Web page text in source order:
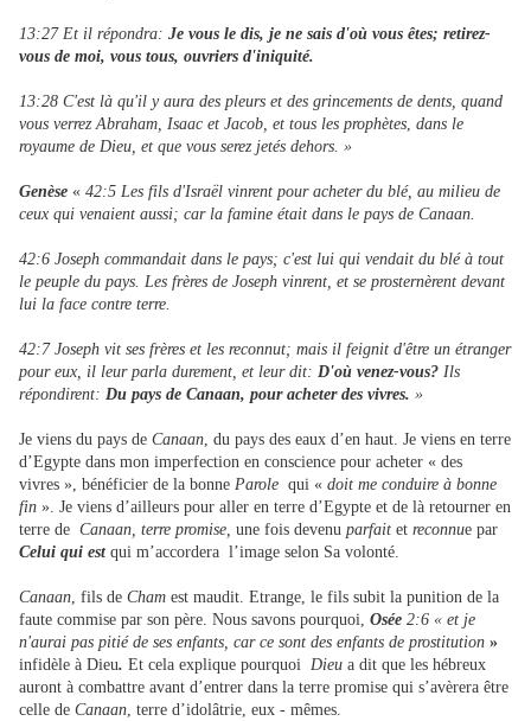
13:27 Et il répondra: Je vous le dis, je ne sais d'où vous êtes; retirez-
vous de moi, vous tous, ouvriers d'iniquité.
13:28 C'est là qu'il y aura des pleurs et des grincements de dents, quand
vous verrez Abraham, Isaac et Jacob, et tous les prophètes, dans le
royaume de Dieu, et que vous serez jetés dehors. »
Genèse « 42:5 Les fils d'Israël vinrent pour acheter du blé, au milieu de
ceux qui venaient aussi; car la famine était dans le pays de Canaan.
42:6 Joseph commandait dans le pays; c'est lui qui vendait du blé à tout
le peuple du pays. Les frères de Joseph vinrent, et se prosternèrent devant
lui la face contre terre.
42:7 Joseph vit ses frères et les reconnut; mais il feignit d'être un étranger
pour eux, il leur parla durement, et leur dit: D'où venez-vous? Ils
répondirent: Du pays de Canaan, pour acheter des vivres. »
Je viens du pays de Canaan, du pays des eaux d’en haut. Je viens en terre
d’Egypte dans mon imperfection en conscience pour acheter « des
vivres », bénéficier de la bonne Parole qui « doit me conduire à bonne
fin ». Je viens d’ailleurs pour aller en terre d’Egypte et de là retourner en
terre de Canaan, terre promise, une fois devenu parfait et reconnue par
Celui qui estqui m’accordera l’image selon Sa volonté.
Canaan, fils de Cham est maudit. Etrange, le fils subit la punition de la
faute commise par son père. Nous savons pourquoi, Osée 2:6 « et je
n'aurai pas pitié de ses enfants, car ce sont des enfants de prostitution »
infidèle à Dieu. Et cela explique pourquoi Dieu a dit que les hébreux
auront à combattre avant d’entrer dans la terre promise qui s’avèrera être
celle de Canaan, terre d’idolâtrie, eux - mêmes.